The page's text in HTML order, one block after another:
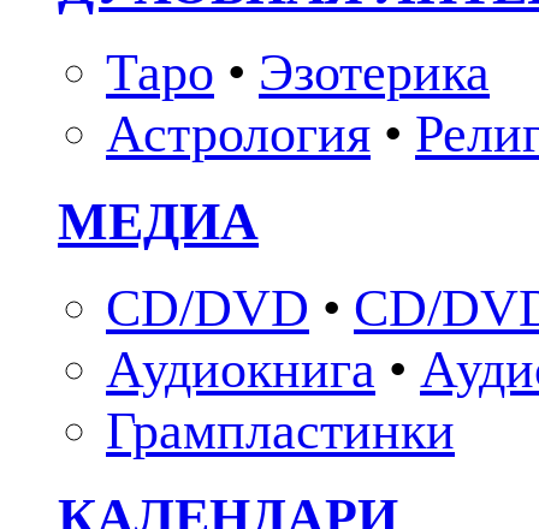
Таро • Эзотерика
Астрология •
МЕДИА
CD/DVD • CD/
Аудиокнига •
Грампластинки